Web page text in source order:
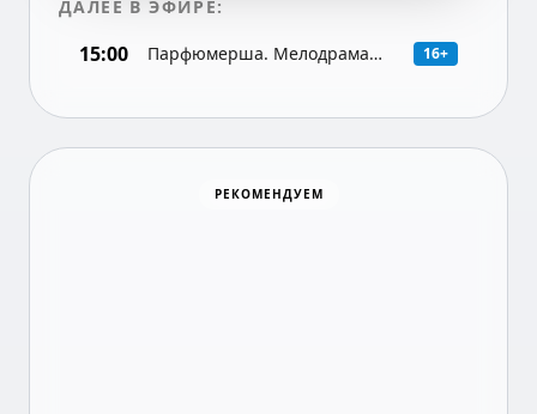
ДАЛЕЕ В ЭФИРЕ:
15:00
Парфюмерша. Мелодрама
16+
РЕКОМЕНДУЕМ
Хоккей